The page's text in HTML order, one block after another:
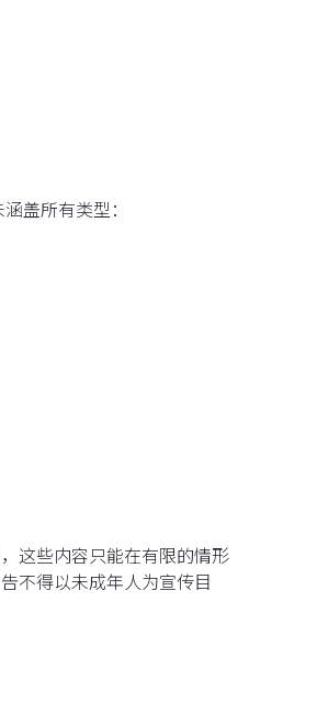
盖所有类型：
这些内容只能在有限的情形
不得以未成年人为宣传目